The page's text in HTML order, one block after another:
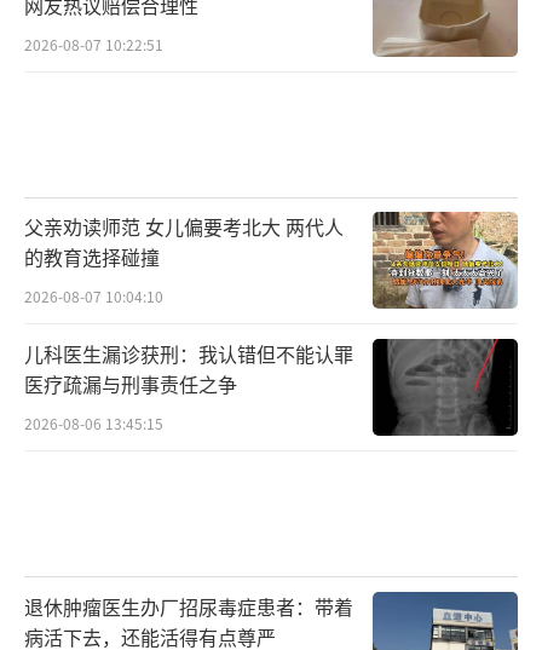
2026-08-07 10:22:51
父亲劝读师范 女儿偏要考北大 两代人
的教育选择碰撞
2026-08-07 10:04:10
儿科医生漏诊获刑：我认错但不能认罪
医疗疏漏与刑事责任之争
2026-08-06 13:45:15
退休肿瘤医生办厂招尿毒症患者：带着
病活下去，还能活得有点尊严